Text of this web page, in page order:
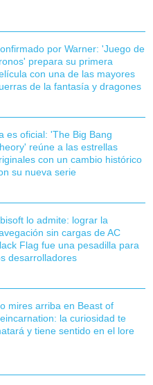
por Warner: 'Juego de
prepara su primera
con una de las mayores
de la fantasía y dragones
es oficial: 'The Big Bang
reúne a las estrellas
con un cambio histórico
su nueva serie
lo admite: lograr la
sin cargas de AC
Flag fue una pesadilla para
desarrolladores
mires arriba en Beast of
la curiosidad te
y tiene sentido en el lore